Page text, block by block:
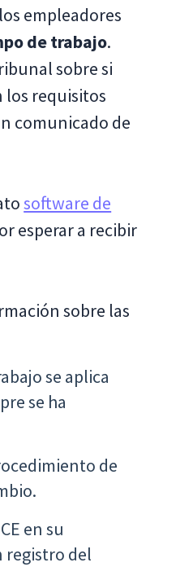
empleadores
de trabajo.
sobre si
los requisitos
comunicado de
software de
esperar a recibir
sobre las
se aplica
se ha
de
en su
registro del